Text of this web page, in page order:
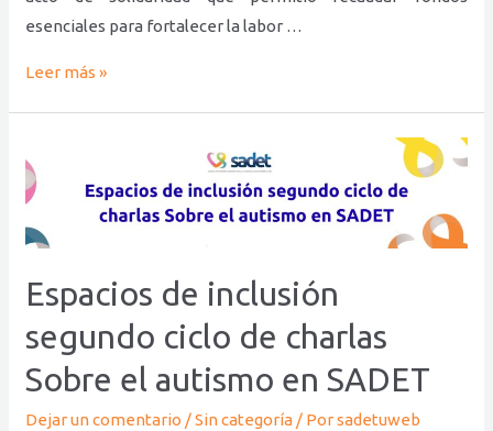
esenciales para fortalecer la labor …
Leer más »
Espacios de inclusión
segundo ciclo de charlas
Sobre el autismo en SADET
Dejar un comentario /Sin categoría / Porsadetuweb
de
inclusión
segundo
de
charlas
Sobre
el
autismo